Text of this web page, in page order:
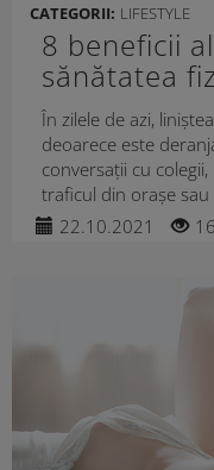
CATEGORII: LIFESTYLE
8 beneficii
sănătatea
În zilele de azi,
deoarece este
conversații cu
traficul din orașe sau
22.10.2021